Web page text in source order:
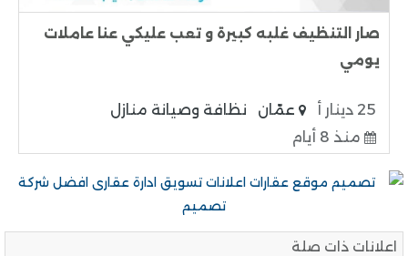
صار التنظيف غلبه كبيرة و تعب عليكي عنا عاملات
يومي
25 دينار أ عمّان
نظافة وصيانة منازل
منذ 8 أيام
اعلانات ذات صلة